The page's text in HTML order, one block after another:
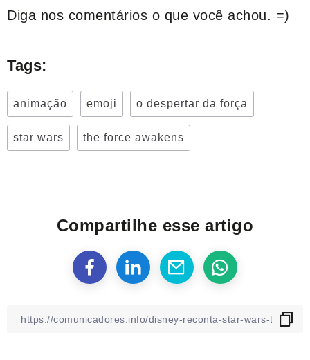
Diga nos comentários o que você achou. =)
Tags:
animação emoji o despertar da força
star wars the force awakens
Compartilhe esse artigo